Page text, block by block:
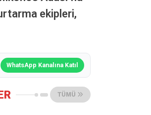
ekipleri,
WhatsApp Kanalına Katıl
TÜMÜ